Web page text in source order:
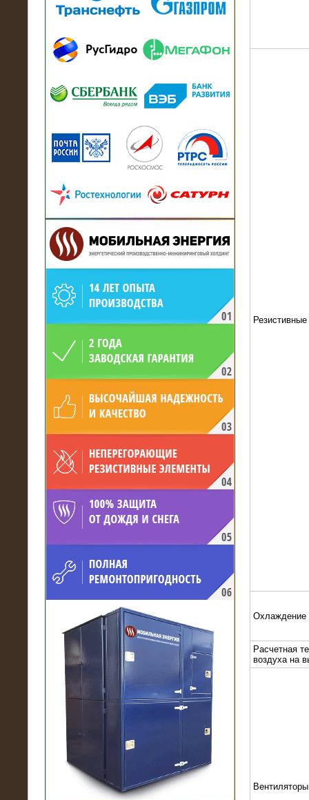
Активно-реактивные нагрузочные
модули 15 МВт (21,5 МВА) На Кубок
конфедераций
произведён высоковольтный
нагрузочный комплекс 24 МВт с
напряжением 6/10 кВ
15.04.2017
Нагрузочный комплекс 16 МВт с
21.03.2017
Комплектная трансформаторная
подстанция 6 МВА (морское
исполнение, IP56)
Охлаждение
Расчетная
воздуха на
Вентиляторы